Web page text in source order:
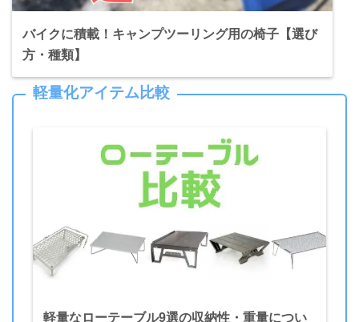
バイクに積載！キャンプツーリング用の椅子【選び
方・種類】
軽量化アイテム比較
軽量なローテーブル9選の収納性・重量につい